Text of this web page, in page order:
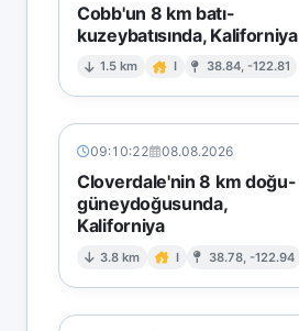
Cobb'un 8 km batı-
kuzeybatısında, Kaliforniya
1.5 km I 38.84, -122.81
09:10:22 08.08.2026
Cloverdale'nin 8 km doğu-
güneydoğusunda,
Kaliforniya
3.8 km I 38.78, -122.94